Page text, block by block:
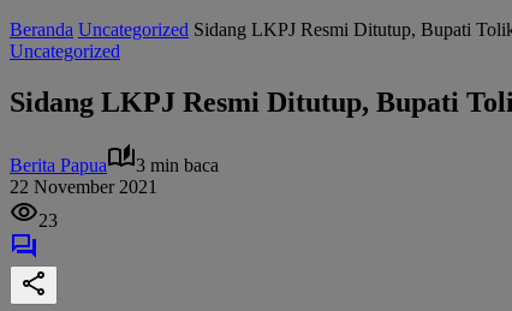
Beranda Uncategorized Sidang LKPJ Resmi Ditutup, Bupati
Uncategorized
Sidang LKPJ Resmi Ditutup, Bupati
Berita Papua
3 min baca
22 November 2021
23